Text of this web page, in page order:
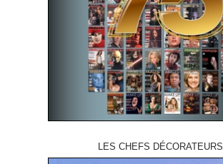
LES CHEFS DÉCORATEURS